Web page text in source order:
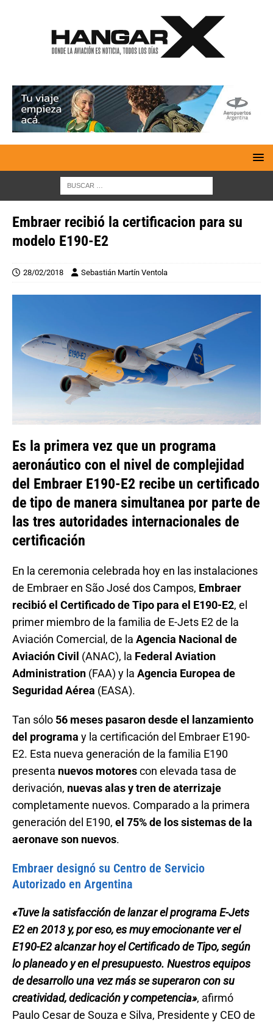
Embraer recibió la certificacion para su
modelo E190-E2
28/02/2018 Sebastián Martín Ventola
Es la primera vez que un programa
aeronáutico con el nivel de complejidad
del Embraer E190-E2 recibe un certificado
de tipo de manera simultanea por parte de
las tres autoridades internacionales de
certificación
En la ceremonia celebrada hoy en las instalaciones
de Embraer en São José dos Campos, Embraer
recibió el Certificado de Tipo para el E190-E2, el
primer miembro de la familia de E-Jets E2 de la
Aviación Comercial, de la Agencia Nacional de
Aviación Civil (ANAC), la Federal Aviation
Administration (FAA) y la Agencia Europea de
Seguridad Aérea (EASA).
Tan sólo 56 meses pasaron desde el lanzamiento
del programa y la certificación del Embraer E190-
E2. Esta nueva generación de la familia E190
presenta nuevos motorescon elevada tasa de
derivación, nuevas alas y tren de aterrizaje
completamente nuevos. Comparado a la primera
generación del E190, el 75% de los sistemas de la
aeronave son nuevos.
Embraer designó su Centro de Servicio
Autorizado en Argentina
«Tuve la satisfacción de lanzar el programa E-Jets
E2 en 2013 y, por eso, es muy emocionante ver el
E190-E2 alcanzar hoy el Certificado de Tipo, según
lo planeado y en el presupuesto. Nuestros equipos
de desarrollo una vez más se superaron con su
creatividad, dedicación y competencia», afirmó
Paulo Cesar de Souza e Silva, Presidente y CEO de